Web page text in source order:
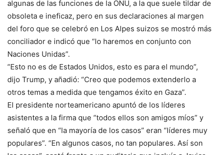
algunas de las funciones de la ONU, a la que suele tildar de
obsoleta e ineficaz, pero en sus declaraciones al margen
del foro que se celebró en Los Alpes suizos se mostró más
conciliador e indicó que “lo haremos en conjunto con
Naciones Unidas”.
“Esto no es de Estados Unidos, esto es para el mundo”,
dijo Trump, y añadió: “Creo que podemos extenderlo a
otros temas a medida que tengamos éxito en Gaza”.
El presidente norteamericano apuntó de los líderes
asistentes a la firma que “todos ellos son amigos míos” y
señaló que en “la mayoría de los casos” eran “líderes muy
populares”. “En algunos casos, no tan populares. Así son